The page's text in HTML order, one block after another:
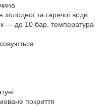
холодної та гарячої води
— до 10 бар, температура
покриття